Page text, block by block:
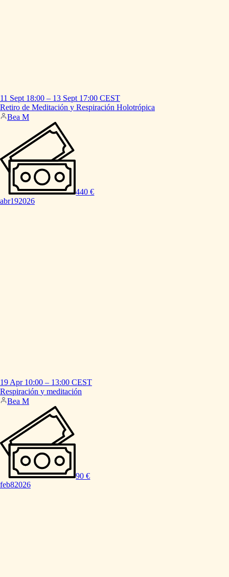
11 Sept 18:00 – 13 Sept 17:00 CEST
Retiro de Meditación y Respiración Holotrópica
Bea M
440 €
abr192026
19 Apr 10:00 – 13:00 CEST
Respiración y meditación
Bea M
90 €
feb82026